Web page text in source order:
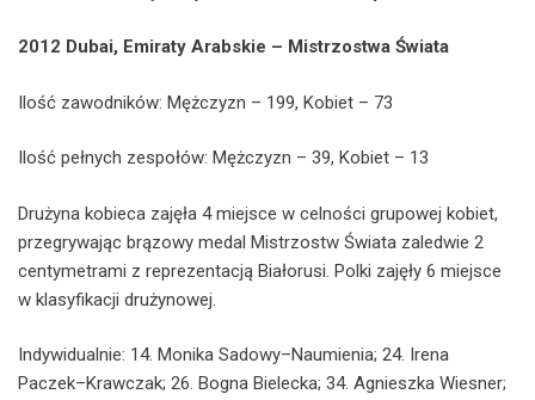
2012 Dubai, Emiraty Arabskie – Mistrzostwa Świata
Ilość zawodników: Mężczyzn – 199, Kobiet – 73
Ilość pełnych zespołów: Mężczyzn – 39, Kobiet – 13
Drużyna kobieca zajęła 4 miejsce w celności grupowej kobiet,
przegrywając brązowy medal Mistrzostw Świata zaledwie 2
centymetrami z reprezentacją Białorusi. Polki zajęły 6 miejsce
w klasyfikacji drużynowej.
Indywidualnie: 14. Monika Sadowy–Naumienia; 24. Irena
Paczek–Krawczak; 26. Bogna Bielecka; 34. Agnieszka Wiesner;